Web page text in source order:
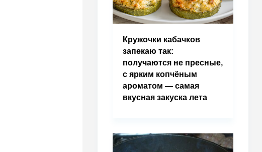
Кружочки кабачков
запекаю так:
получаются не пресные,
с ярким копчёным
ароматом — самая
вкусная закуска лета